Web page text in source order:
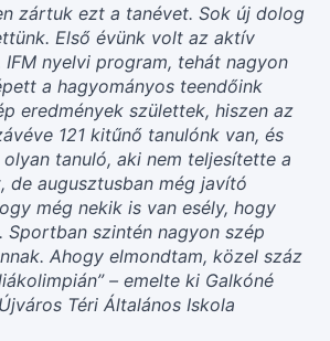
zártuk ezt a tanévet. Sok új dolog
Első évünk volt az aktív
nyelvi program, tehát nagyon
a hagyományos teendőink
eredmények születtek, hiszen az
121 kitűnő tanulónk van, és
tanuló, aki nem teljesítette a
de augusztusban még javító
még nekik is van esély, hogy
Sportban szintén nagyon szép
Ahogy elmondtam, közel száz
– emelte ki Galkóné
Téri Általános Iskola